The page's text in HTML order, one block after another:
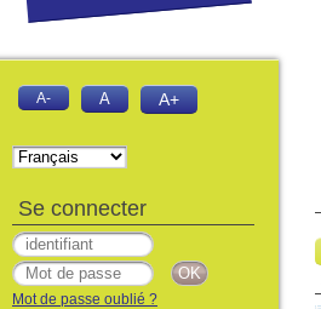
A- A A+
Se connecter
Mot de passe oublié ?